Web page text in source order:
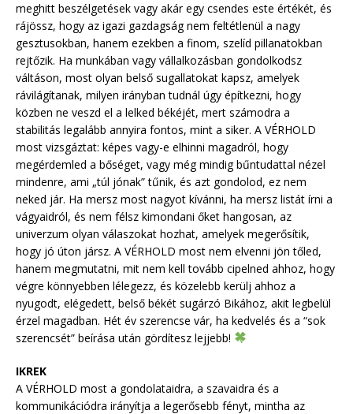
meghitt beszélgetések vagy akár egy csendes este értékét, és
rájössz, hogy az igazi gazdagság nem feltétlenül a nagy
gesztusokban, hanem ezekben a finom, szelíd pillanatokban
rejtőzik. Ha munkában vagy vállalkozásban gondolkodsz
váltáson, most olyan belső sugallatokat kapsz, amelyek
rávilágítanak, milyen irányban tudnál úgy építkezni, hogy
közben ne veszd el a lelked békéjét, mert számodra a
stabilitás legalább annyira fontos, mint a siker. A VÉRHOLD
most vizsgáztat: képes vagy-e elhinni magadról, hogy
megérdemled a bőséget, vagy még mindig bűntudattal nézel
mindenre, ami „túl jónak” tűnik, és azt gondolod, ez nem
neked jár. Ha mersz most nagyot kívánni, ha mersz listát írni a
vágyaidról, és nem félsz kimondani őket hangosan, az
univerzum olyan válaszokat hozhat, amelyek megerősítik,
hogy jó úton jársz. A VÉRHOLD most nem elvenni jön tőled,
hanem megmutatni, mit nem kell tovább cipelned ahhoz, hogy
végre könnyebben lélegezz, és közelebb kerülj ahhoz a
nyugodt, elégedett, belső békét sugárzó Bikához, akit legbelül
érzel magadban. Hét év szerencse vár, ha kedvelés és a “sok
szerencsét” beírása után gördítesz lejjebb!
IKREK
A VÉRHOLD most a gondolataidra, a szavaidra és a
kommunikációdra irányítja a legerősebb fényt, mintha az